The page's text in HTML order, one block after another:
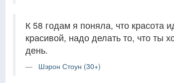
К 58 годам я поняла, что красота
красивой, надо делать то, что ты
день.
Шэрон Стоун (30+)